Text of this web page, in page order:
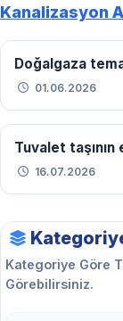
Kanalizasyon
Doğalgaza
01.06.2026
Tuvalet taşının
16.07.2026
Kategoriye Göre
Görebilirsiniz.